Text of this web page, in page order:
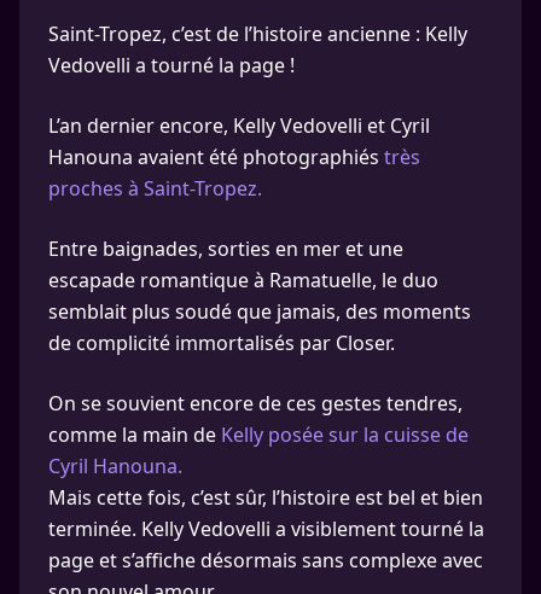
Saint-Tropez, c’est de l’histoire ancienne : Kelly
Vedovelli a tourné la page !
L’an dernier encore, Kelly Vedovelli et Cyril
Hanouna avaient été photographiés très
proches à Saint-Tropez.
Entre baignades, sorties en mer et une
escapade romantique à Ramatuelle, le duo
semblait plus soudé que jamais, des moments
de complicité immortalisés par Closer.
On se souvient encore de ces gestes tendres,
comme la main de Kelly posée sur la cuisse de
Cyril Hanouna.
Mais cette fois, c’est sûr, l’histoire est bel et bien
terminée. Kelly Vedovelli a visiblement tourné la
page et s’affiche désormais sans complexe avec